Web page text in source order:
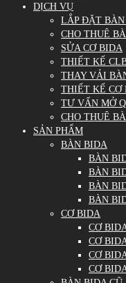
DỊCH VỤ
LẮP ĐẶT
CHO THUÊ
SỬA CƠ BIDA
THIẾT KẾ
THAY VẢI
THIẾT KẾ CƠ
TƯ VẤN MỞ
CHO THUÊ
SẢN PHẨM
BÀN BIDA
BÀN
BÀN
BÀN
BÀN
CƠ BIDA
CƠ
CƠ
CƠ
CƠ